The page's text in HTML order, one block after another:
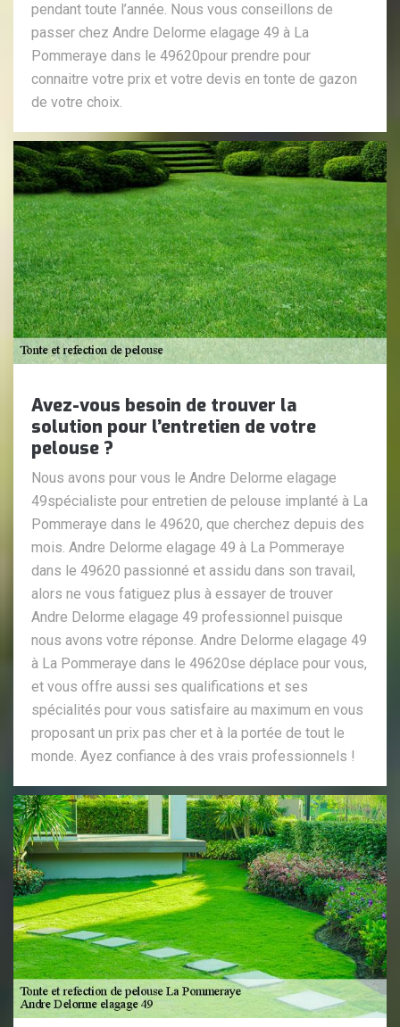
pendant toute l’année. Nous vous conseillons de
passer chez Andre Delorme elagage 49 à La
Pommeraye dans le 49620pour prendre pour
connaitre votre prix et votre devis en tonte de gazon
de votre choix.
Avez-vous besoin de trouver la
solution pour l’entretien de votre
pelouse ?
Nous avons pour vous le Andre Delorme elagage
49spécialiste pour entretien de pelouse implanté à La
Pommeraye dans le 49620, que cherchez depuis des
mois. Andre Delorme elagage 49 à La Pommeraye
dans le 49620 passionné et assidu dans son travail,
alors ne vous fatiguez plus à essayer de trouver
Andre Delorme elagage 49 professionnel puisque
nous avons votre réponse. Andre Delorme elagage 49
à La Pommeraye dans le 49620se déplace pour vous,
et vous offre aussi ses qualifications et ses
spécialités pour vous satisfaire au maximum en vous
proposant un prix pas cher et à la portée de tout le
monde. Ayez confiance à des vrais professionnels !